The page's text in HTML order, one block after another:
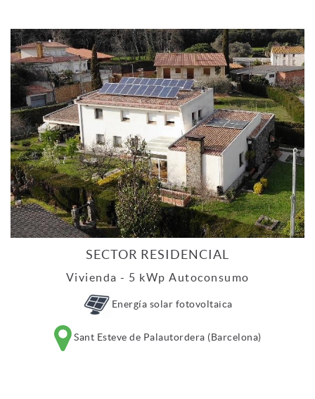
SECTOR RESIDENCIAL
Vivienda - 5 kWp Autoconsumo
Energía solar fotovoltaica
Sant Esteve de Palautordera (Barcelona)